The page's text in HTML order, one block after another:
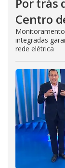
Centro
integradas
rede elétrica